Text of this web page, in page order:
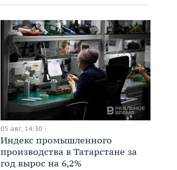
05 авг, 14:30
Индекс промышленного
производства в Татарстане за
год вырос на 6,2%